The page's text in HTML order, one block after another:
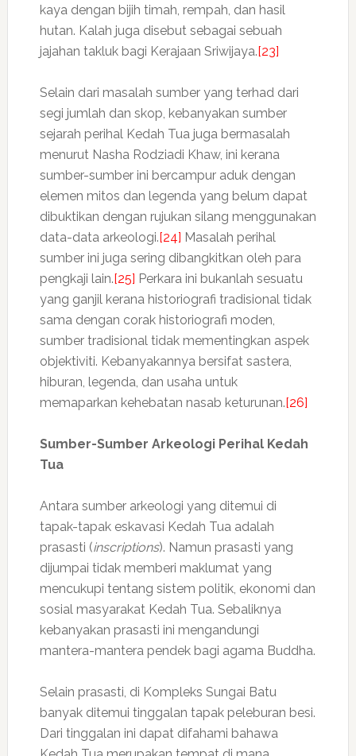
kaya dengan bijih timah, rempah, dan hasil
hutan. Kalah juga disebut sebagai sebuah
jajahan takluk bagi Kerajaan Sriwijaya.[23]
Selain dari masalah sumber yang terhad dari
segi jumlah dan skop, kebanyakan sumber
sejarah perihal Kedah Tua juga bermasalah
menurut Nasha Rodziadi Khaw, ini kerana
sumber-sumber ini bercampur aduk dengan
elemen mitos dan legenda yang belum dapat
dibuktikan dengan rujukan silang menggunakan
data-data arkeologi.[24] Masalah perihal
sumber ini juga sering dibangkitkan oleh para
pengkaji lain.[25] Perkara ini bukanlah sesuatu
yang ganjil kerana historiografi tradisional tidak
sama dengan corak historiografi moden,
sumber tradisional tidak mementingkan aspek
objektiviti. Kebanyakannya bersifat sastera,
hiburan, legenda, dan usaha untuk
memaparkan kehebatan nasab keturunan.[26]
Sumber-Sumber Arkeologi Perihal Kedah
Tua
Antara sumber arkeologi yang ditemui di
tapak-tapak eskavasi Kedah Tua adalah
prasasti (inscriptions). Namun prasasti yang
dijumpai tidak memberi maklumat yang
mencukupi tentang sistem politik, ekonomi dan
sosial masyarakat Kedah Tua. Sebaliknya
kebanyakan prasasti ini mengandungi
mantera-mantera pendek bagi agama Buddha.
Selain prasasti, di Kompleks Sungai Batu
banyak ditemui tinggalan tapak peleburan besi.
Dari tinggalan ini dapat difahami bahawa